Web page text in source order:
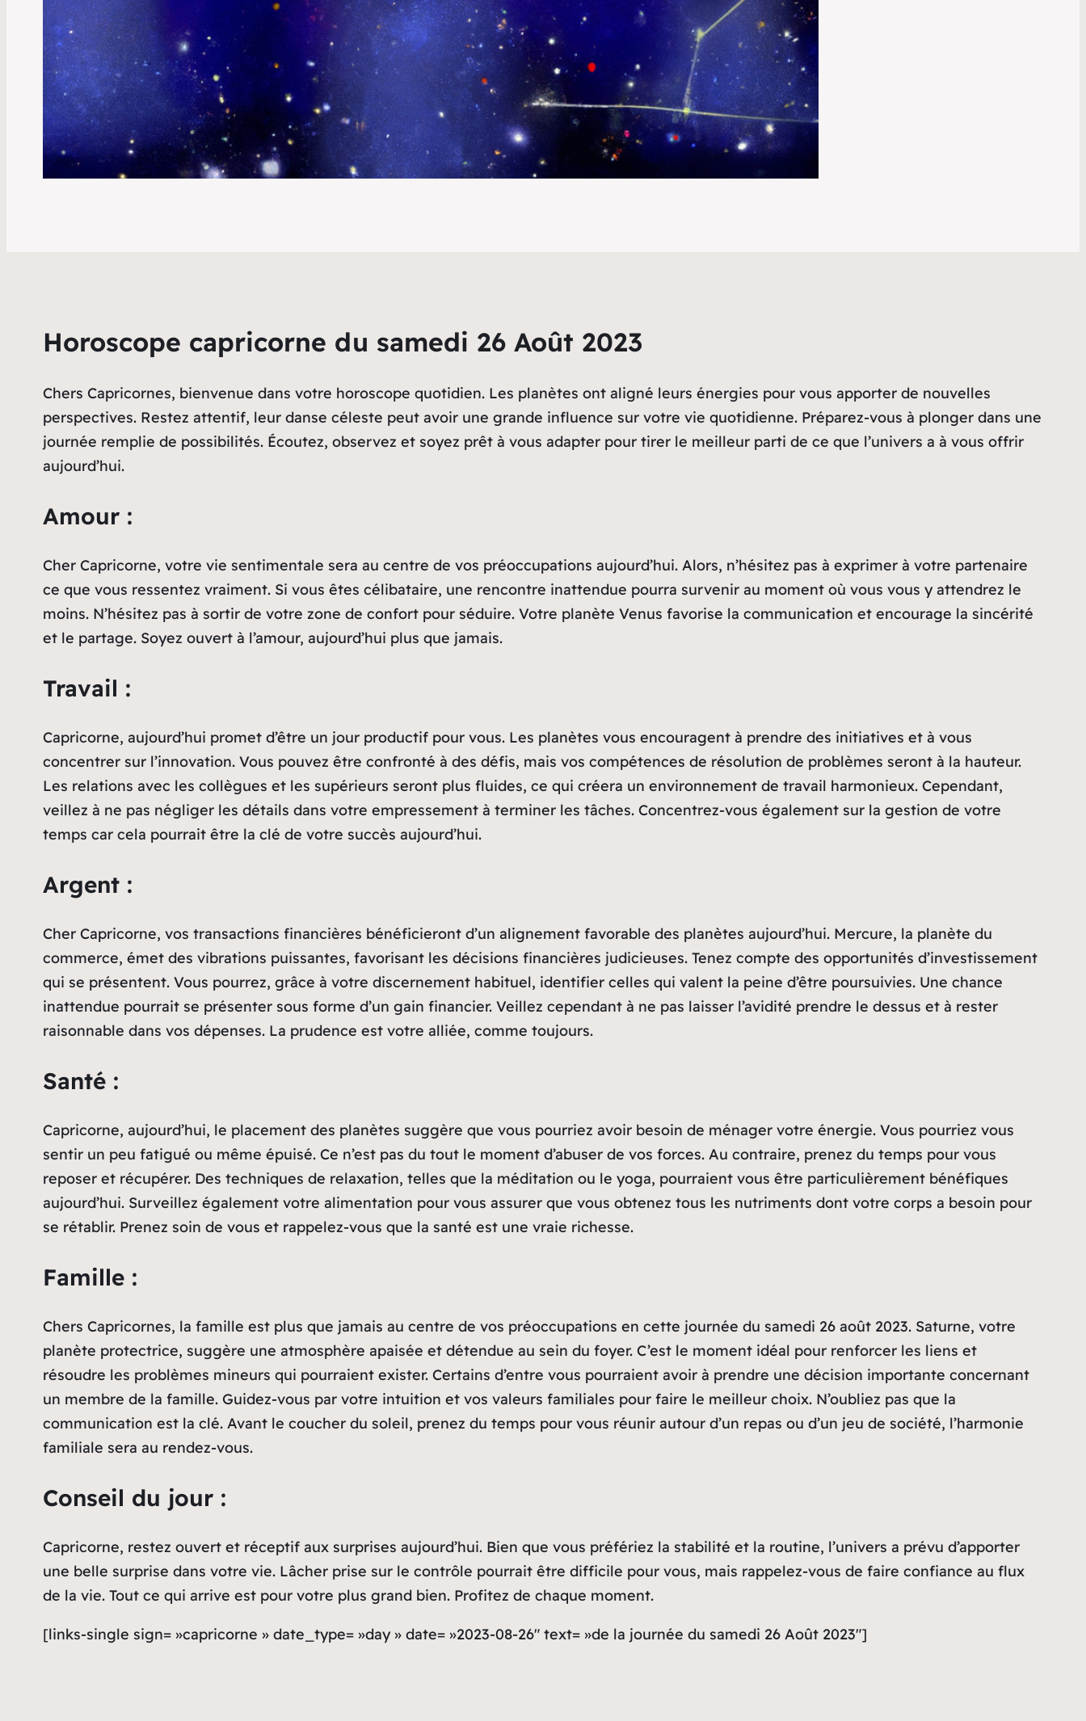
Horoscope capricorne du samedi 26 Août 2023
Chers Capricornes, bienvenue dans votre horoscope quotidien. Les planètes ont aligné leurs énergies pour vous apporter de nouvelles
perspectives. Restez attentif, leur danse céleste peut avoir une grande influence sur votre vie quotidienne. Préparez-vous à plonger dans une
journée remplie de possibilités. Écoutez, observez et soyez prêt à vous adapter pour tirer le meilleur parti de ce que l’univers a à vous offrir
aujourd’hui.
Amour :
Cher Capricorne, votre vie sentimentale sera au centre de vos préoccupations aujourd’hui. Alors, n’hésitez pas à exprimer à votre partenaire
ce que vous ressentez vraiment. Si vous êtes célibataire, une rencontre inattendue pourra survenir au moment où vous vous y attendrez le
moins. N’hésitez pas à sortir de votre zone de confort pour séduire. Votre planète Venus favorise la communication et encourage la sincérité
et le partage. Soyez ouvert à l’amour, aujourd’hui plus que jamais.
Travail :
Capricorne, aujourd’hui promet d’être un jour productif pour vous. Les planètes vous encouragent à prendre des initiatives et à vous
concentrer sur l’innovation. Vous pouvez être confronté à des défis, mais vos compétences de résolution de problèmes seront à la hauteur.
Les relations avec les collègues et les supérieurs seront plus fluides, ce qui créera un environnement de travail harmonieux. Cependant,
veillez à ne pas négliger les détails dans votre empressement à terminer les tâches. Concentrez-vous également sur la gestion de votre
temps car cela pourrait être la clé de votre succès aujourd’hui.
Argent :
Cher Capricorne, vos transactions financières bénéficieront d’un alignement favorable des planètes aujourd’hui. Mercure, la planète du
commerce, émet des vibrations puissantes, favorisant les décisions financières judicieuses. Tenez compte des opportunités d’investissement
qui se présentent. Vous pourrez, grâce à votre discernement habituel, identifier celles qui valent la peine d’être poursuivies. Une chance
inattendue pourrait se présenter sous forme d’un gain financier. Veillez cependant à ne pas laisser l’avidité prendre le dessus et à rester
raisonnable dans vos dépenses. La prudence est votre alliée, comme toujours.
Santé :
Capricorne, aujourd’hui, le placement des planètes suggère que vous pourriez avoir besoin de ménager votre énergie. Vous pourriez vous
sentir un peu fatigué ou même épuisé. Ce n’est pas du tout le moment d’abuser de vos forces. Au contraire, prenez du temps pour vous
reposer et récupérer. Des techniques de relaxation, telles que la méditation ou le yoga, pourraient vous être particulièrement bénéfiques
aujourd’hui. Surveillez également votre alimentation pour vous assurer que vous obtenez tous les nutriments dont votre corps a besoin pour
se rétablir. Prenez soin de vous et rappelez-vous que la santé est une vraie richesse.
Famille :
Chers Capricornes, la famille est plus que jamais au centre de vos préoccupations en cette journée du samedi 26 août 2023. Saturne, votre
planète protectrice, suggère une atmosphère apaisée et détendue au sein du foyer. C’est le moment idéal pour renforcer les liens et
résoudre les problèmes mineurs qui pourraient exister. Certains d’entre vous pourraient avoir à prendre une décision importante concernant
un membre de la famille. Guidez-vous par votre intuition et vos valeurs familiales pour faire le meilleur choix. N’oubliez pas que la
communication est la clé. Avant le coucher du soleil, prenez du temps pour vous réunir autour d’un repas ou d’un jeu de société, l’harmonie
familiale sera au rendez-vous.
Conseil du jour :
Capricorne, restez ouvert et réceptif aux surprises aujourd’hui. Bien que vous préfériez la stabilité et la routine, l’univers a prévu d’apporter
une belle surprise dans votre vie. Lâcher prise sur le contrôle pourrait être difficile pour vous, mais rappelez-vous de faire confiance au flux
de la vie. Tout ce qui arrive est pour votre plus grand bien. Profitez de chaque moment.
[links-single sign= »capricorne » date_type= »day » date= »2023-08-26″ text= »de la journée du samedi 26 Août 2023″]